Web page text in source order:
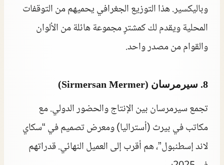
وباليكسير. هذا التوزيع الجغرافي يحميهم من التوقفات
المحلية ويقدم لك كمشترٍ مجموعة هائلة من الألوان
والقوام من مصدر واحد.
8. سيرمرسان (Sirmersan Mermer)
تجمع سيرمرسان بين الإنتاج والحضور الدولي. مع
مكاتب في بيرث (أستراليا) ومعرض تصميم في “سكاي
لاند إسطنبول”، هم أقرب إلى العميل النهائي. قدراتهم